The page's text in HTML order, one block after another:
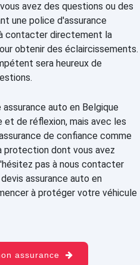
avez des questions ou des
une police d'assurance
contacter directement la
obtenir des éclaircissements.
sera heureux de
assurance auto en Belgique
de réflexion, mais avec les
de confiance comme
protection dont vous avez
pas à nous contacter
assurance auto en
à protéger votre véhicule
assurance